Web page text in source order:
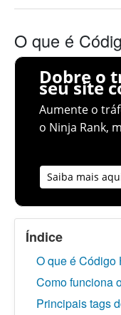
O que é
Dobre o
seu site
Aumente o
o Ninja Rank,
Saiba mais
Índice
O que é Código
Como funciona
Principais tags